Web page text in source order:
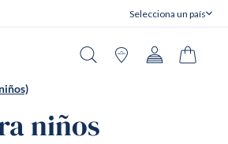
Selecciona un país
Cerrar
niños